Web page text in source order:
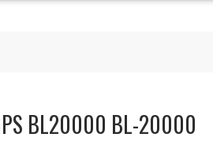
BL20000 BL-20000